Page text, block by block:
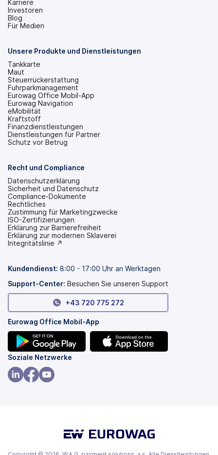
Karriere
Investoren
(wird
in
Tab
Blog
Für Medien
Unsere Produkte und Dienstleistungen
Tankkarte
Maut
Steuerrückerstattung
Fuhrparkmanagement
Eurowag Office Mobil-App
Eurowag Navigation
eMobilität
Kraftstoff
Finanzdienstleistungen
Dienstleistungen für Partner
Schutz vor Betrug
Recht und Compliance
Datenschutzerklärung
Sicherheit und Datenschutz
Compliance-Dokumente
Rechtliches
Zustimmung für Marketingzwecke
ISO-Zertifizierungen
Erklärung zur Barrierefreiheit
(wird
in
Tab
Erklärung zur modernen Sklaverei
(wird
neuen
geöffnet)
Integritätslinie ↗
Kundendienst: 8:00 - 17:00 Uhr an Werktagen
Support-Center: Besuchen Sie unseren Support
+43 720 775 272
Eurowag Office Mobil-App
(wird
in
einem
Soziale Netzwerke